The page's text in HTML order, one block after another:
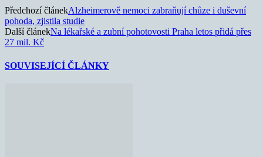
Předchozí článekAlzheimerově nemoci zabraňují chůze i duševní
pohoda, zjistila studie
Další článekNa lékařské a zubní pohotovosti Praha letos přidá přes
27 mil. Kč
SOUVISEJÍCÍ ČLÁNKY